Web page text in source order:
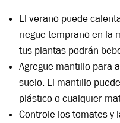
El verano puede
riegue temprano en la
tus plantas podrán
Agregue mantillo para
suelo. El mantillo
plástico o cualquier
Controle los tomates y